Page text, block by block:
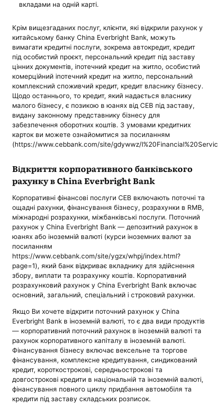
вкладами на одній карті.
Крім вищезгаданих послуг, клієнти, які відкрили рахунок у
китайському банку China Everbright Bank, можуть
вимагати кредитні послуги, зокрема автокредит, кредит
під особистий проєкт, персональний кредит під заставу
цінних документів, іпотечний кредит на житло, особистий
комерційний іпотечний кредит на житло, персональний
комплексний споживчий кредит, кредит власнику бізнесу.
Щодо останнього, то кредит, який надається власнику
малого бізнесу, є позикою в юанях від CEB під заставу,
видану законному представнику бізнесу для
забезпечення оборотних коштів. З умовами кредитних
карток ви можете ознайомитися за посиланням
(https://www.cebbank.com/site/gdywwz/
Відкриття корпоративного банківського
рахунку в China Everbright Bank
Корпоративні фінансові послуги CEB включають поточні та
ощадні рахунки, фінансування бізнесу, розрахунки в RMB,
міжнародні розрахунки, міжбанківські послуги. Поточний
рахунок у China Everbright Bank — депозитний рахунок в
юанях або іноземній валюті (курси іноземних валют за
посиланням
https://www.cebbank.com/site/ygzx/whpj/index.html?
page=1), який банк відкриває вкладнику для здійснення
збору, виплати та розрахунку коштів. Корпоративний
розрахунковий рахунок у China Everbright Bank включає
основний, загальний, спеціальний і строковий рахунки.
Якщо Ви хочете відкрити поточний рахунок у China
Everbright Bank в іноземній валюті, то є два види продуктів
— корпоративний поточний рахунок в іноземній валюті та
рахунок корпоративного капіталу в іноземній валюті.
Фінансування бізнесу включає вексельне та торгове
фінансування, комплексне кредитування, синдикований
кредит, короткострокові, середньострокові та
довгострокові кредити в національній та іноземній валюті,
фінансування повного циклу придбання автомобіля та
кредити під заставу складських розписок.